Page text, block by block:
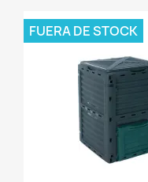
FUERA DE STOCK